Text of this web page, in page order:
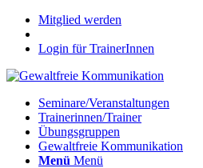
Mitglied werden
Login für TrainerInnen
Seminare/Veranstaltungen
Trainerinnen/Trainer
Übungsgruppen
Gewaltfreie Kommunikation
Menü Menü